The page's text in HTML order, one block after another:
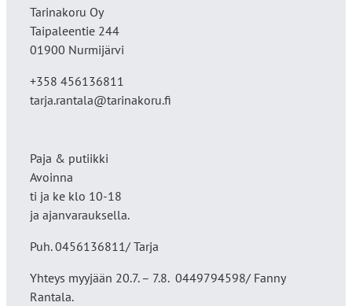
Tarinakoru Oy
Taipaleentie 244
01900 Nurmijärvi
+358 456136811
tarja.rantala@tarinakoru.fi
Paja & putiikki
Avoinna
ti ja ke klo 10-18
ja ajanvarauksella.
Puh. 0456136811/ Tarja
Yhteys myyjään 20.7. – 7.8. 0449794598/ Fanny
Rantala.